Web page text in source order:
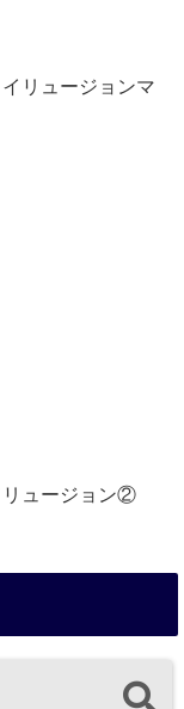
リュージョンマ
ュージョン②